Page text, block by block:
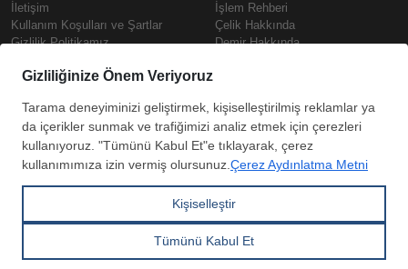
İletişim
Kullanım Koşulları ve Şartlar
Gizlilik Politikamız
Prime
İşlem Rehberi
Çelik Hakkında
Demir Hakkında
Çelik Fiyatları
Demir Fiyatları
Güncel Hurda Fiyatları
Kutu Profil Fiyatları
Copyright © SteelOrbis Elektronik
Tüm hakları saklıdır